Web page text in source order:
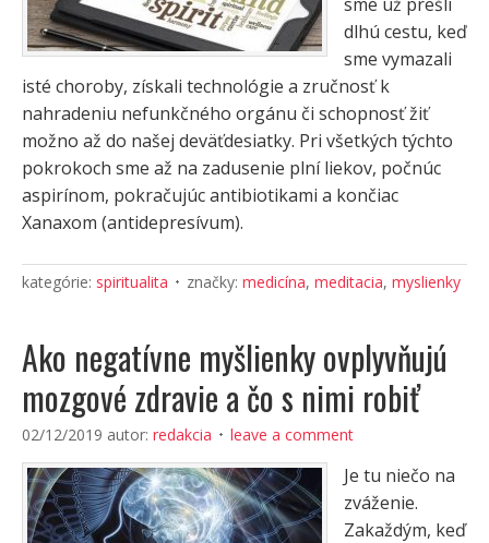
dlhú cestu, keď
sme vymazali
isté choroby, získali technológie a zručnosť k
nahradeniu nefunkčného orgánu či schopnosť žiť
možno až do našej deväťdesiatky. Pri všetkých týchto
pokrokoch sme až na zadusenie plní liekov, počnúc
aspirínom, pokračujúc antibiotikami a končiac
Xanaxom (antidepresívum).
kategórie: spiritualita značky: medicína, meditacia, myslienky
Ako negatívne myšlienky ovplyvňujú
mozgové zdravie a čo s nimi robiť
02/12/2019 autor: redakcia leave a comment
Je tu niečo na
zváženie.
Zakaždým, keď